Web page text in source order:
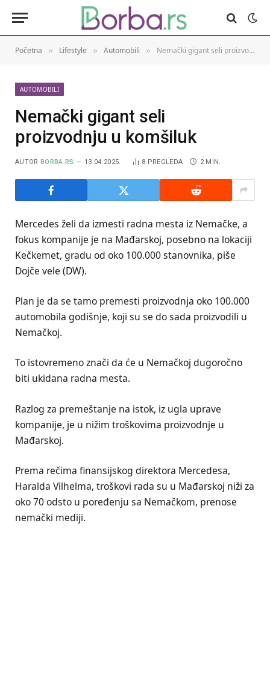
Početna » Lifestyle » Automobili » Nemački gigant seli proizvodnju u komšiluk
AUTOMOBILI
Nemački gigant seli
proizvodnju u komšiluk
AUTOR BORBA.RS 13.04.2025. 8 PREGLEDA 2 MIN.
Mercedes želi da izmesti radna mesta iz Nemačke, a
fokus kompanije je na Mađarskoj, posebno na lokaciji
Kečkemet, gradu od oko 100.000 stanovnika, piše
Dojče vele (DW).
Plan je da se tamo premesti proizvodnja oko 100.000
automobila godišnje, koji su se do sada proizvodili u
Nemačkoj.
To istovremeno znači da će u Nemačkoj dugoročno
biti ukidana radna mesta.
Razlog za premeštanje na istok, iz ugla uprave
kompanije, je u nižim troškovima proizvodnje u
Mađarskoj.
Prema rečima finansijskog direktora Mercedesa,
Haralda Vilhelma, troškovi rada su u Mađarskoj niži za
oko 70 odsto u poređenju sa Nemačkom, prenose
nemački mediji.